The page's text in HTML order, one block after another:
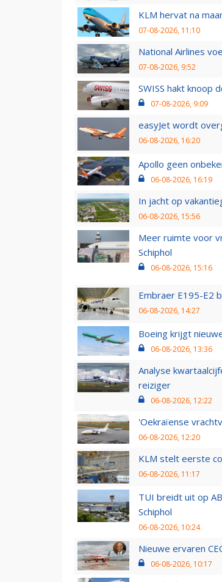
KLM hervat na
07-08-2026, 11:10
National Airlines
07-08-2026, 9:52
SWISS hakt knoop
07-08-2026, 9:09
easyJet wordt
06-08-2026, 16:20
Apollo geen
06-08-2026, 16:19
In jacht op
06-08-2026, 15:56
Meer ruimte voor
Schiphol
06-08-2026, 15:16
Embraer E195-E2
06-08-2026, 14:27
Boeing krijgt
06-08-2026, 13:36
Analyse
reiziger
06-08-2026, 12:22
'Oekraïense
06-08-2026, 12:20
KLM stelt eerste
06-08-2026, 11:17
TUI breidt uit op
Schiphol
06-08-2026, 10:24
Nieuwe ervaren
06-08-2026, 10:17